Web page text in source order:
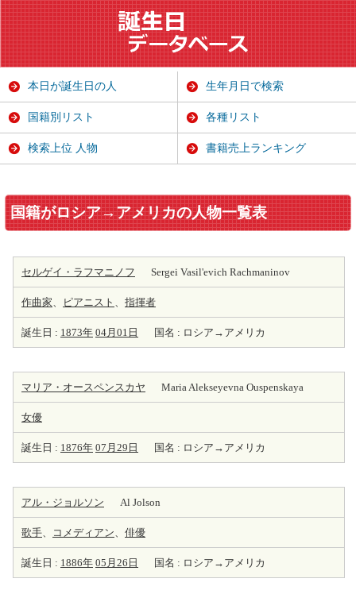
国籍がロシア→アメリカの人物一覧表
セルゲイ・ラフマニノフ Sergei Vasil'evich Rachmaninov
作曲家、 ピアニスト 、 指揮者
誕生日 : 1873年 04月01日 国名 : ロシア→アメリカ
マリア・オースペンスカヤ Maria Alekseyevna Ouspenskaya
女優
誕生日 : 1876年 07月29日 国名 : ロシア→アメリカ
アル・ジョルソン Al Jolson
歌手、 コメディアン、 俳優
誕生日 : 1886年 05月26日 国名 : ロシア→アメリカ
本日が誕生日の人 生年月日で検索
国籍別リスト 各種リスト
検索上位 人物 書籍売上ランキング